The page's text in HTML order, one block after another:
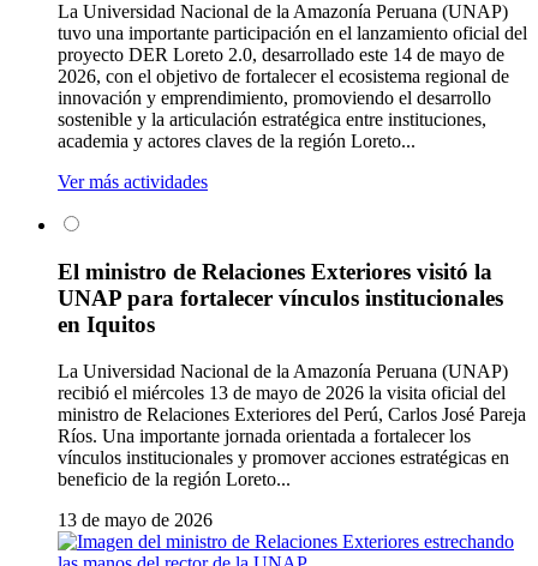
La Universidad Nacional de la Amazonía Peruana (UNAP)
tuvo una importante participación en el lanzamiento oficial del
proyecto DER Loreto 2.0, desarrollado este 14 de mayo de
2026, con el objetivo de fortalecer el ecosistema regional de
innovación y emprendimiento, promoviendo el desarrollo
sostenible y la articulación estratégica entre instituciones,
academia y actores claves de la región Loreto...
Ver más actividades
El ministro de Relaciones Exteriores visitó la
UNAP para fortalecer vínculos institucionales
en Iquitos
La Universidad Nacional de la Amazonía Peruana (UNAP)
recibió el miércoles 13 de mayo de 2026 la visita oficial del
ministro de Relaciones Exteriores del Perú, Carlos José Pareja
Ríos. Una importante jornada orientada a fortalecer los
vínculos institucionales y promover acciones estratégicas en
beneficio de la región Loreto...
13 de mayo de 2026